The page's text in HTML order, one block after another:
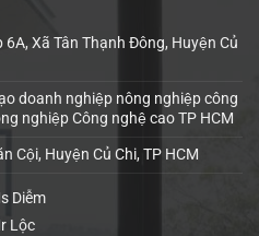
6A, Xã Tân Thạnh Đông, Huyện Củ
doanh nghiệp nông nghiệp công
nghiệp Công nghệ cao TP HCM
Cội, Huyện Củ Chi, TP HCM
Diễm
Lộc